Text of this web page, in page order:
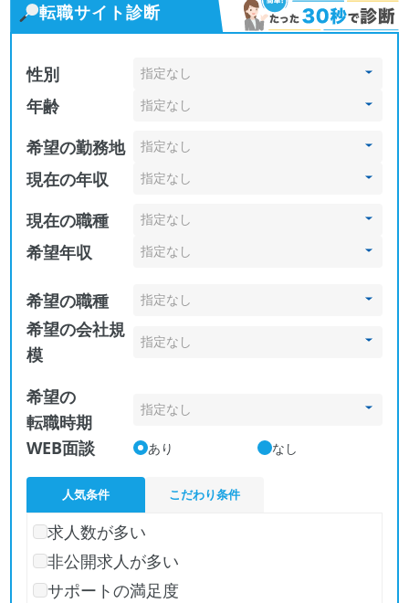
転職サイト診断
性別
年齢
希望の勤務地
現在の年収
現在の職種
希望年収
希望の職種
希望の会社規
模
希望の
転職時期
WEB面談
あり なし
人気条件 こだわり条件
求人数が多い
非公開求人が多い
サポートの満足度